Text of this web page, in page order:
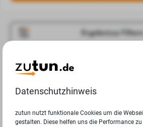
Ergebnisse Filtern
Jobangebote
Ergebnisse.
Datenschutzhinweis
zutun nutzt funktionale Cookies um die
gestalten. Diese helfen uns die Performance